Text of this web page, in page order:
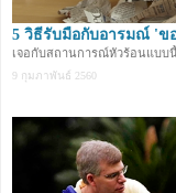
5 วิธีรับมือกับอารมณ์ 'ข
เจอกับสถานการณ์หัวร้อนแบบนี้
9 กุมภาพันธ์ 2560